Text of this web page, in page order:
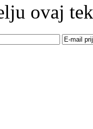
ovaj